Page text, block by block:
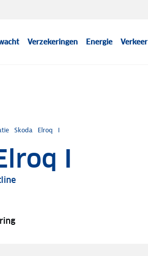
Verzekeringen Energie Verkeer
Skoda Elroq I
I